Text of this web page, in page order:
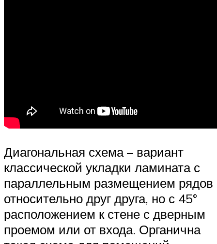
Диагональная схема – вариант
классической укладки ламината с
параллельным размещением рядов
относительно друг друга, но с 45°
расположением к стене с дверным
проемом или от входа. Органична